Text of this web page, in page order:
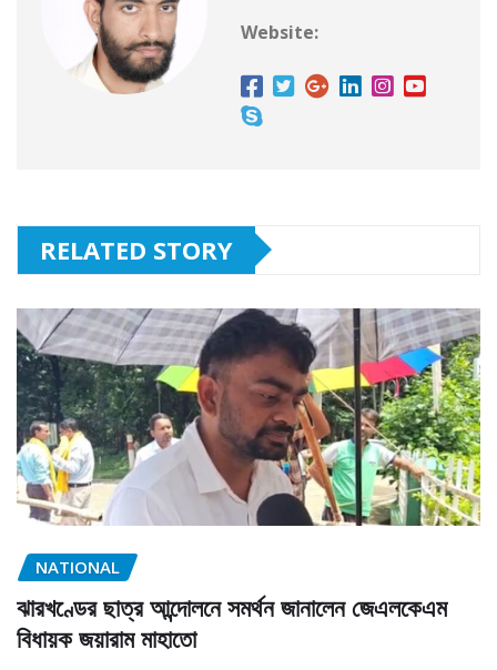
Website:
RELATED STORY
NATIONAL
ঝারখণ্ডের ছাত্র আন্দোলনে সমর্থন জানালেন জেএলকেএম
বিধায়ক জয়ারাম মাহাতো